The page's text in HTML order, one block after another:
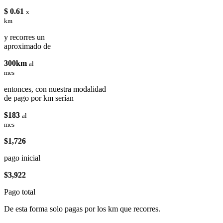
$ 0.61 x
km
y recorres un
aproximado de
300km al
mes
entonces, con nuestra modalidad
de pago por km serían
$183 al
mes
$1,726
pago inicial
$3,922
Pago total
De esta forma solo pagas por los km que recorres.